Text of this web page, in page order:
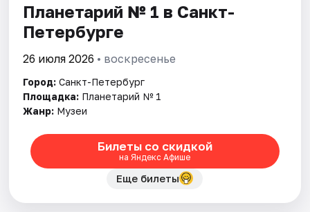
Планетарий № 1 в Санкт-
Петербурге
26 июля 2026 • воскресенье
Город: Санкт-Петербург
Площадка: Планетарий № 1
Жанр: Музеи
Билеты со скидкой
на Яндекс Афише
Еще билеты